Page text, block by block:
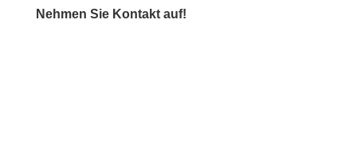
Nehmen Sie Kontakt auf!